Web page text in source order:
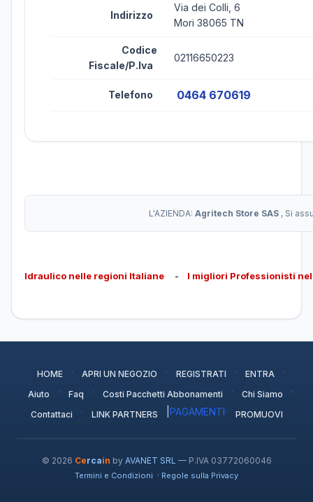
Indirizzo
Via dei Colli, 6
Mori 38065 TN
Codice
Fiscale/P.Iva
02116650223
Telefono 0464 670619
L'AZIENDA: Agritech Store SAS , Si
Idraulico nelle regioni Italiane - I migliori Professionisti
HOME · APRI UN NEGOZIO · REGISTRATI · ENTRA ·
Aiuto · Faq · Costi Pacchetti Abbonamenti · Chi Siamo ·
Contattaci · LINK PARTNERS PAGAMENTI· PROMUOVI
© 2026 Cercain by AVANET SRL — P.IVA 03772060046
Termini e Condizioni · Regole sulla Privacy